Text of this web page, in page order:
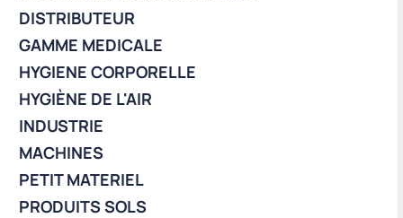
DISTRIBUTEUR
GAMME MEDICALE
HYGIENE CORPORELLE
HYGIÈNE DE L'AIR
INDUSTRIE
MACHINES
PETIT MATERIEL
PRODUITS SOLS